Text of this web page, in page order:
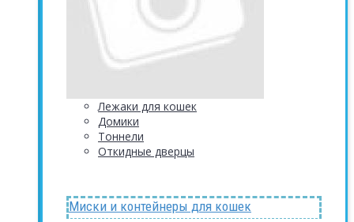
Лежаки для кошек
Домики
Тоннели
Откидные дверцы
Миски и контейнеры для кошек